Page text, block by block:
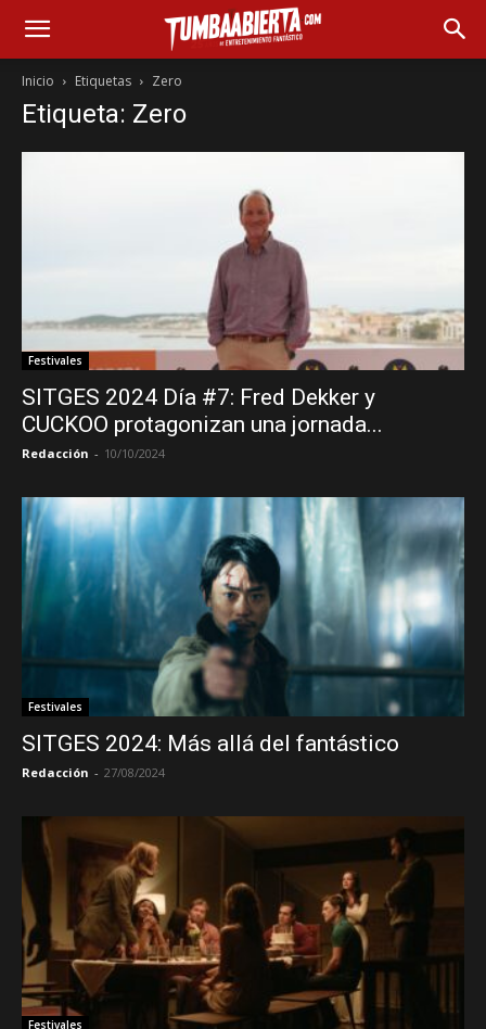
Inicio Etiquetas Zero
Etiqueta: Zero
Festivales
SITGES 2024 Día #7: Fred Dekker y
CUCKOO protagonizan una jornada...
Redacción - 10/10/2024
Festivales
SITGES 2024: Más allá del fantástico
Redacción - 27/08/2024
Festivales